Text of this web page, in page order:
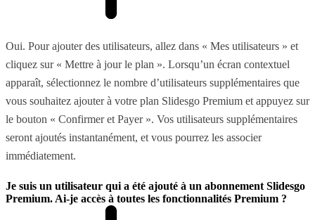
Oui. Pour ajouter des utilisateurs, allez dans « Mes utilisateurs » et
cliquez sur « Mettre à jour le plan ». Lorsqu’un écran contextuel
apparaît, sélectionnez le nombre d’utilisateurs supplémentaires que
vous souhaitez ajouter à votre plan Slidesgo Premium et appuyez sur
le bouton « Confirmer et Payer ». Vos utilisateurs supplémentaires
seront ajoutés instantanément, et vous pourrez les associer
immédiatement.
Je suis un utilisateur qui a été ajouté à un abonnement Slidesgo
Premium. Ai-je accès à toutes les fonctionnalités Premium ?